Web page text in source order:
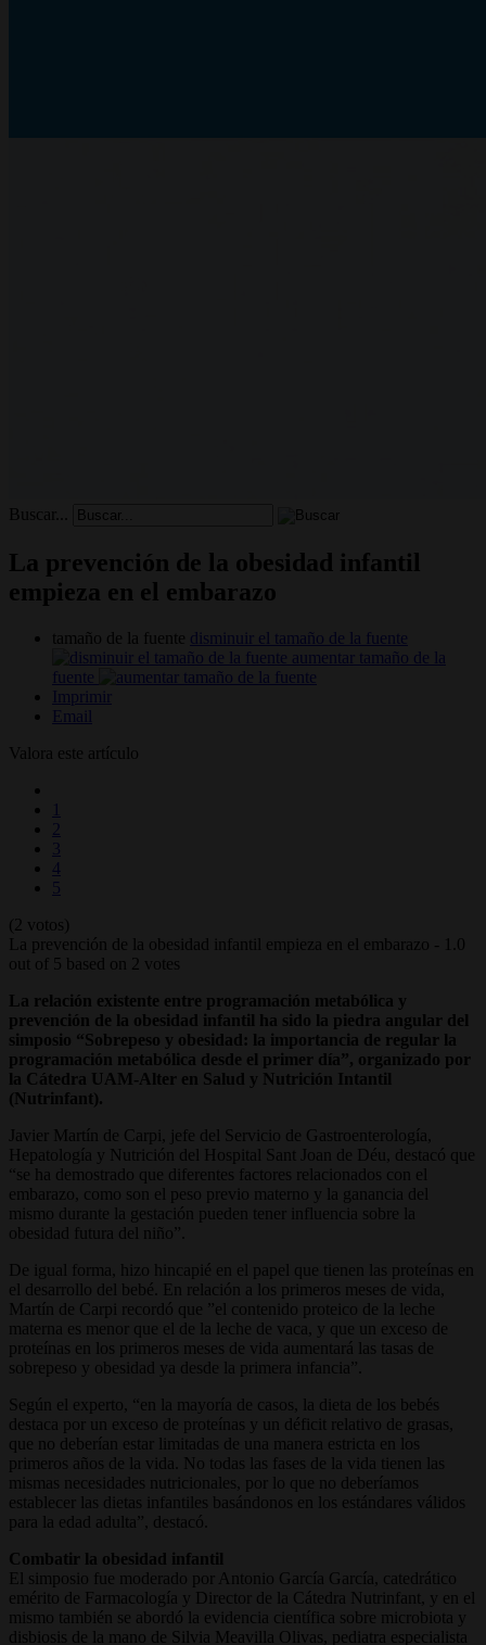
Buscar...
La prevención de la obesidad infantil
empieza en el embarazo
tamaño de la fuente disminuir el tamaño de la fuente
aumentar tamaño de la
fuente
Imprimir
Email
Valora este artículo
1
2
3
4
5
(2 votos)
La prevención de la obesidad infantil empieza en el embarazo - 1.0
out of 5 based on 2 votes
La relación existente entre programación metabólica y
prevención de la obesidad infantil ha sido la piedra angular del
simposio “Sobrepeso y obesidad: la importancia de regular la
programación metabólica desde el primer día”, organizado por
la Cátedra UAM-Alter en Salud y Nutrición Intantil
(Nutrinfant).
Javier Martín de Carpi, jefe del Servicio de Gastroenterología,
Hepatología y Nutrición del Hospital Sant Joan de Déu, destacó que
“se ha demostrado que diferentes factores relacionados con el
embarazo, como son el peso previo materno y la ganancia del
mismo durante la gestación pueden tener influencia sobre la
obesidad futura del niño”.
De igual forma, hizo hincapié en el papel que tienen las proteínas en
el desarrollo del bebé. En relación a los primeros meses de vida,
Martín de Carpi recordó que ”el contenido proteico de la leche
materna es menor que el de la leche de vaca, y que un exceso de
proteínas en los primeros meses de vida aumentará las tasas de
sobrepeso y obesidad ya desde la primera infancia”.
Según el experto, “en la mayoría de casos, la dieta de los bebés
destaca por un exceso de proteínas y un déficit relativo de grasas,
que no deberían estar limitadas de una manera estricta en los
primeros años de la vida. No todas las fases de la vida tienen las
mismas necesidades nutricionales, por lo que no deberíamos
establecer las dietas infantiles basándonos en los estándares válidos
para la edad adulta”, destacó.
Combatir la obesidad infantil
El simposio fue moderado por Antonio García García, catedrático
emérito de Farmacología y Director de la Cátedra Nutrinfant, y en el
mismo también se abordó la evidencia científica sobre microbiota y
disbiosis de la mano de Silvia Meavilla Olivas, pediatra especialista